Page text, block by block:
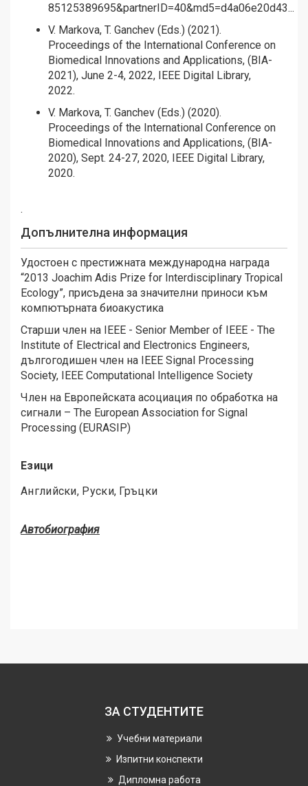
85125389695&partnerID=40&md5=d4a06e20d43...
V. Markova, T. Ganchev (Eds.) (2021).
Proceedings of the International Conference on
Biomedical Innovations and Applications, (BIA-
2021), June 2-4, 2022, IEEE Digital Library,
2022.
V. Markova, T. Ganchev (Eds.) (2020).
Proceedings of the International Conference on
Biomedical Innovations and Applications, (BIA-
2020), Sept. 24-27, 2020, IEEE Digital Library,
2020.
.
Допълнителна информация
Удостоен с престижната международна награда
“2013 Joachim Adis Prize for Interdisciplinary Tropical
Ecology”, присъдена за значителни приноси към
компютърната биоакустика
Старши член на IEEE - Senior Member of IEEE - Тhe
Institute of Electrical and Electronics Engineers,
дългогодишен член на IEEE Signal Processing
Society, IEEE Computational Intelligence Society
Член на Европейската асоциация по обработка на
сигнали – The European Association for Signal
Processing (EURASIP)
Езици
Английски, Руски, Гръцки
Автобиография
ЗА СТУДЕНТИТЕ
Учебни материали
Изпитни конспекти
Дипломна работа